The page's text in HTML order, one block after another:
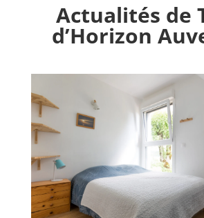
Actualités de
d’Horizon